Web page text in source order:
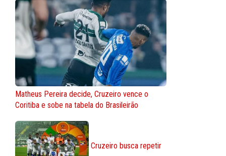
Matheus Pereira decide, Cruzeiro vence o
Coritiba e sobe na tabela do Brasileirão
Cruzeiro busca repetir